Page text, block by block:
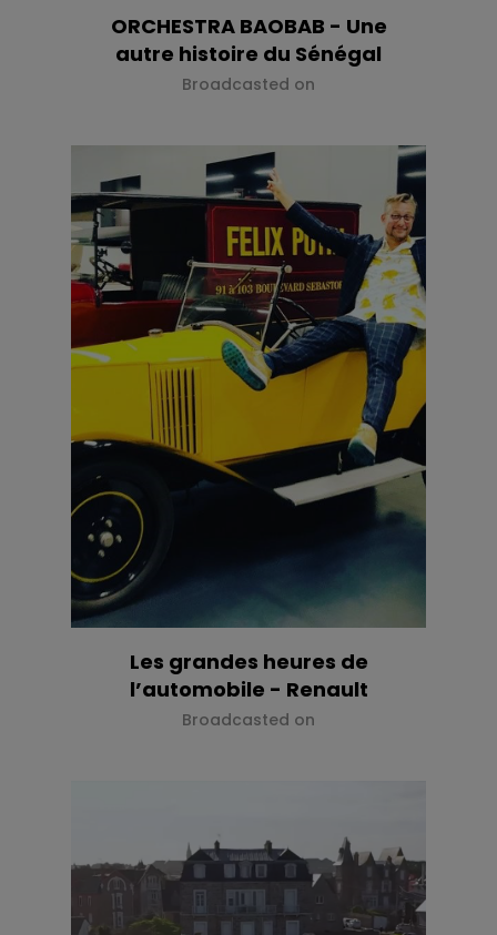
ORCHESTRA BAOBAB - Une
autre histoire du Sénégal
Broadcasted on
Les grandes heures de
l’automobile - Renault
Broadcasted on